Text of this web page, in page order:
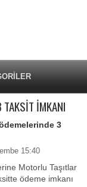
TAKSİT İMKANI
3
15:40
Motorlu Taşıtlar
ödeme imkanı